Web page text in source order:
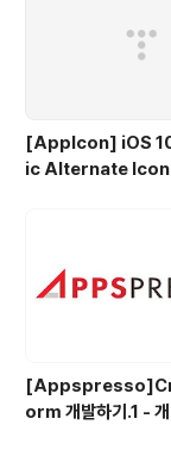
[AppIcon] iOS
ic Alternate Icon
orm 개발하기.1 - 개